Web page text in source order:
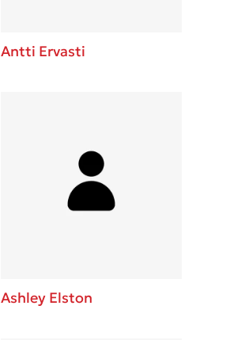
Antti Ervasti
Ashley Elston